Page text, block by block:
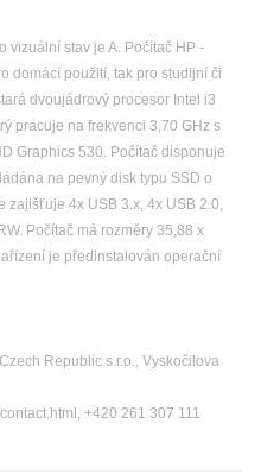
vizuální stav je A. Počítač HP -
domácí použití, tak pro studijní či
dvoujádrový procesor Intel i3
pracuje na frekvenci 3,70 GHz s
Graphics 530. Počítač disponuje
na pevný disk typu SSD o
zajišťuje 4x USB 3.x, 4x USB 2.0,
Počítač má rozměry 35,88 x
je předinstalován operační
Republic s.r.o., Vyskočilova
+420 261 307 111